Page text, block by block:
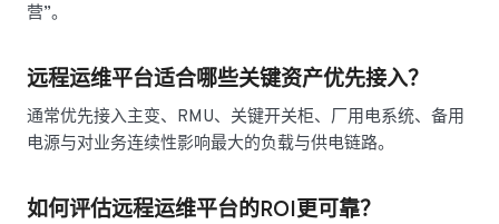
营”。
远程运维平台适合哪些关键资产优先接入？
通常优先接入主变、RMU、关键开关柜、厂用电系统、备用
电源与对业务连续性影响最大的负载与供电链路。
如何评估远程运维平台的ROI更可靠？